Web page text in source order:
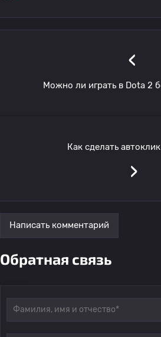
‹
Можно ли играть в Dota 2
Как сделать
›
Написать комментарий
Обратная связь